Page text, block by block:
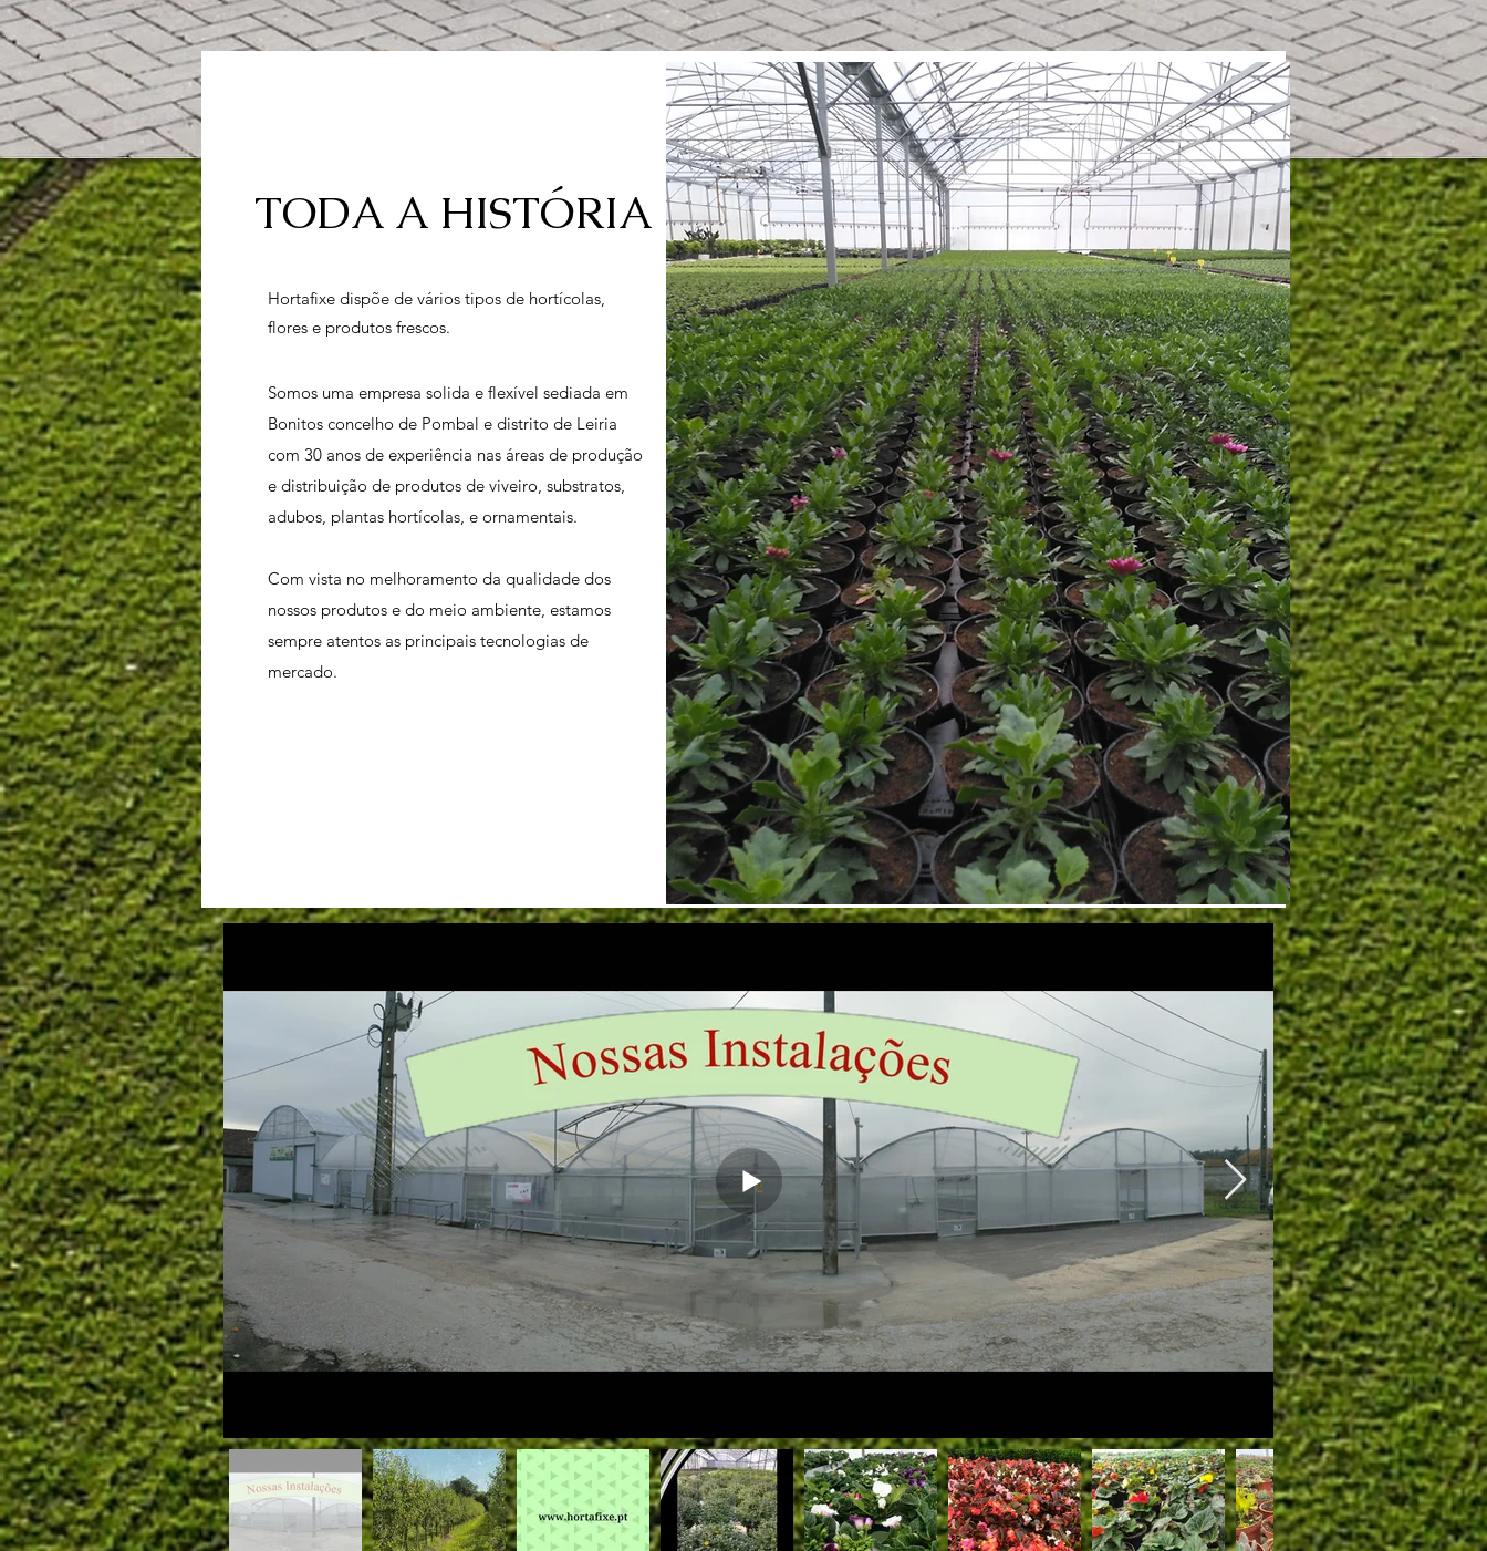
TODA A HISTÓRIA
Hortafixe dispõe de vários tipos de hortícolas,
flores e produtos frescos.
Somos uma empresa solida e flexível sediada em
Bonitos concelho de Pombal e distrito de Leiria
com 30 anos de experiência nas áreas de produção
e distribuição de produtos de viveiro, substratos,
adubos, plantas hortícolas, e ornamentais.
Com vista no melhoramento da qualidade dos
nossos produtos e do meio ambiente, estamos
sempre atentos as principais tecnologias de
mercado.